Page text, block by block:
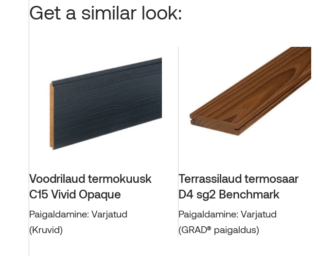
Get a similar look:
Voodrilaud termokuusk
C15 Vivid Opaque
Paigaldamine: Varjatud
(Kruvid)
Terrassilaud termosaar
D4 sg2 Benchmark
Paigaldamine: Varjatud
(GRAD® paigaldus)